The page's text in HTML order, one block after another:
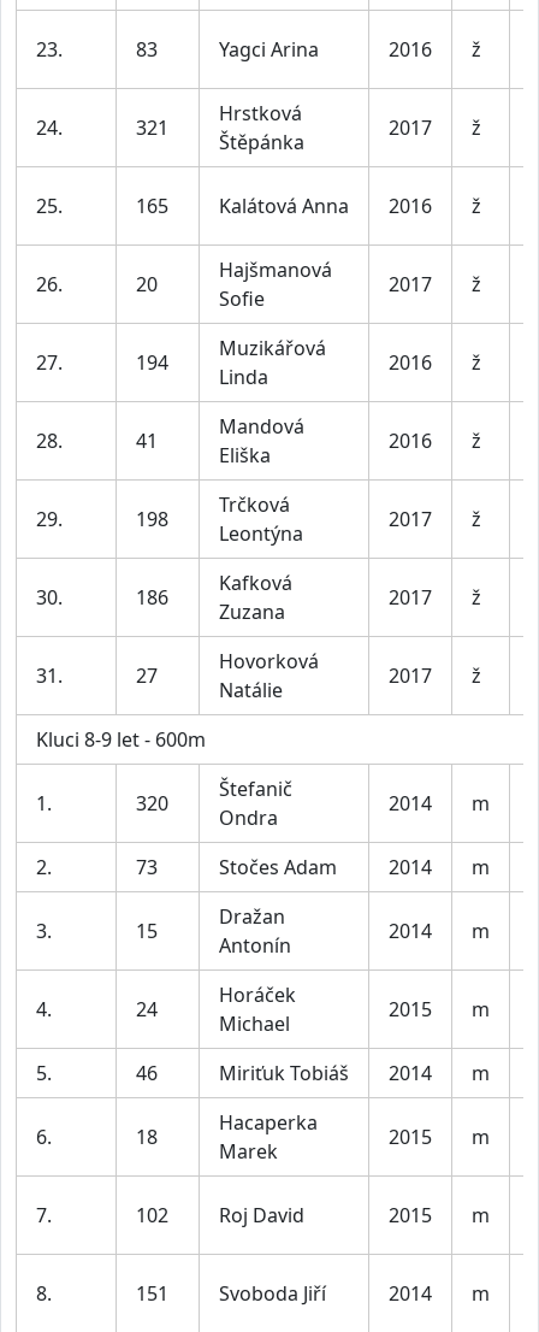
23. 83 Yagci Arina 2016 ž
24. 321
Hrstková
Štěpánka
2017 ž
25. 165 Kalátová Anna 2016 ž
26. 20
Hajšmanová
Sofie
2017 ž
27. 194
Muzikářová
Linda
2016 ž
28. 41
Mandová
Eliška
2016 ž
29. 198
Trčková
Leontýna
2017 ž
30. 186
Kafková
Zuzana
2017 ž
31. 27
Hovorková
Natálie
2017 ž
Kluci 8-9 let - 600m
1. 320
Štefanič
Ondra
2014 m
2. 73 Stočes Adam 2014 m
3. 15
Dražan
Antonín
2014 m
4. 24
Horáček
Michael
2015 m
5. 46 Miriťuk Tobiáš 2014 m
6. 18
Hacaperka
Marek
2015 m
7. 102 Roj David 2015 m
8. 151 Svoboda Jiří 2014 m